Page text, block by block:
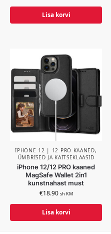
Lisa korvi
IPHONE 12 | 12 PRO KAANED,
ÜMBRISED JA KAITSEKLAASID
iPhone 12/12 PRO kaaned
MagSafe Wallet 2in1
kunstnahast must
€18.90 sh KM
Lisa korvi